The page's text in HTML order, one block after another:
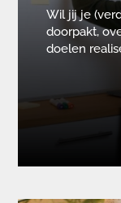
Wil jij je
doorpakt,
doelen